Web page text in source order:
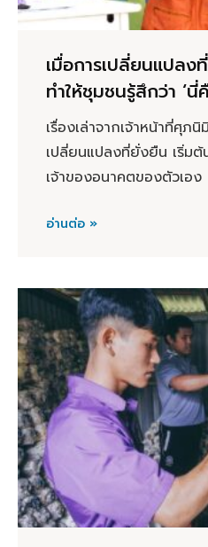
เมื่อการเปลี่ยนแปลง
ทำให้ชุมชนรู้สึกว่า ‘นี่
เรื่องเล่าจากเจ้าหน้าที่ศุภ
เปลี่ยนแปลงที่ยั่งยืน เริ่มต้
เจ้าของอนาคตของตัวเอง
อ่านต่อ »